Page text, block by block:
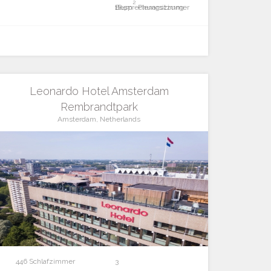
Besprechungszimmer
184m
2
Plenarsitzung
Leonardo Hotel Amsterdam
Rembrandtpark
Amsterdam, Netherlands
446 Schlafzimmer 3